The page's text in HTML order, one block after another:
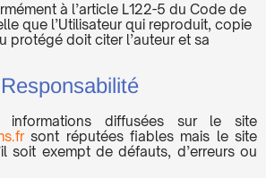
à l’article L122-5 du Code de
que l’Utilisateur qui reproduit, copie
protégé doit citer l’auteur et sa
informations diffusées sur le site
sont réputées fiables mais le site
soit exempt de défauts, d’erreurs ou